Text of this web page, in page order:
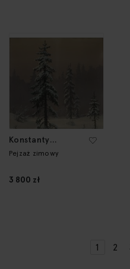
Konstanty
Mackiewicz
Pejzaż zimowy
3 800 zł
1 2